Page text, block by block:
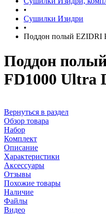
•
Сушилки Изидри
•
Поддон полый EZIDRI
Поддон
FD1000 Ultra
Вернуться в раздел
Обзор товара
Набор
Комплект
Описание
Характеристики
Аксессуары
Отзывы
Похожие товары
Наличие
Файлы
Видео